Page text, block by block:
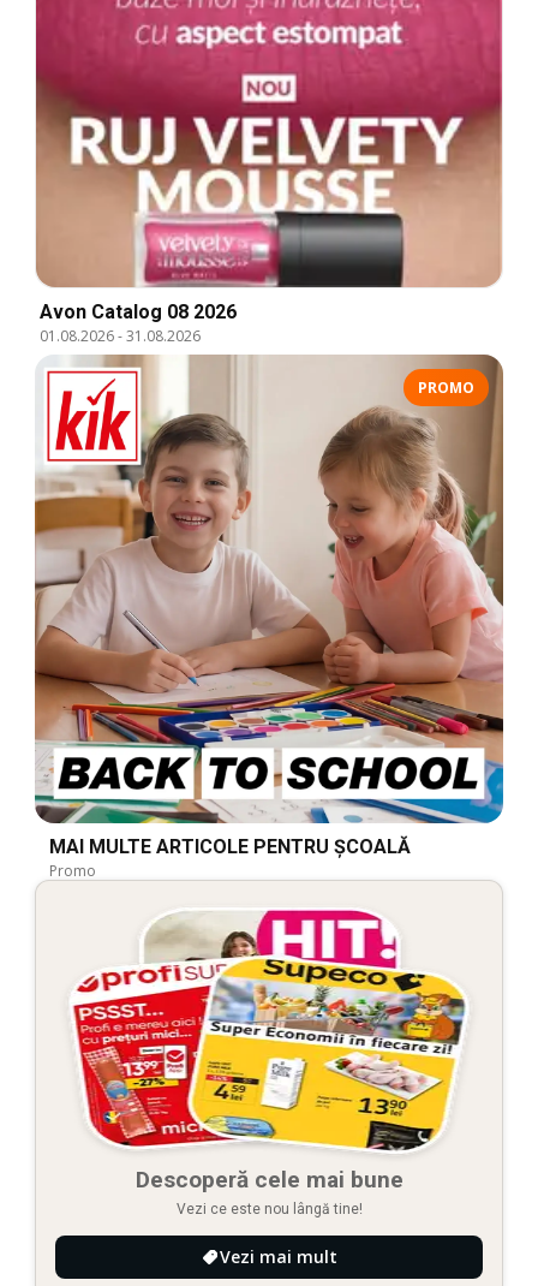
Avon Catalog 08 2026
01.08.2026-31.08.2026
PROMO
MAI MULTE ARTICOLE PENTRU ȘCOALĂ
Promo
Descoperă cele mai bune
Vezi ce este nou lângă tine!
Vezi mai mult